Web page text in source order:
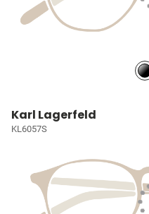
Karl Lagerfeld
KL6057S